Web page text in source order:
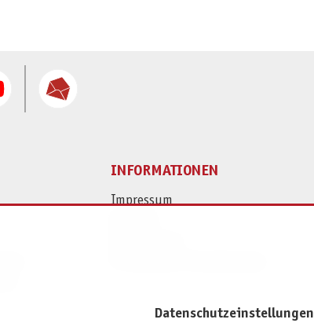
INFORMATIONEN
Impressum
Datenschutzeinstellungen